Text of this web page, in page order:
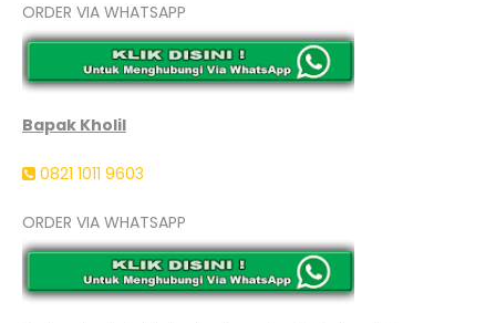
ORDER VIA WHATSAPP
Bapak Kholil
0821 1011 9603
ORDER VIA WHATSAPP